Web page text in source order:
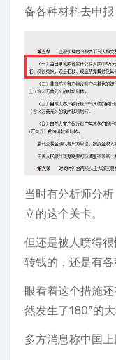
备各种材料去申报
当时有分析师分
立的这个关卡。
但还是被人喷得
转钱的，还是有各
眼看着这个措施
然发生了180°的大
多方消息称中国